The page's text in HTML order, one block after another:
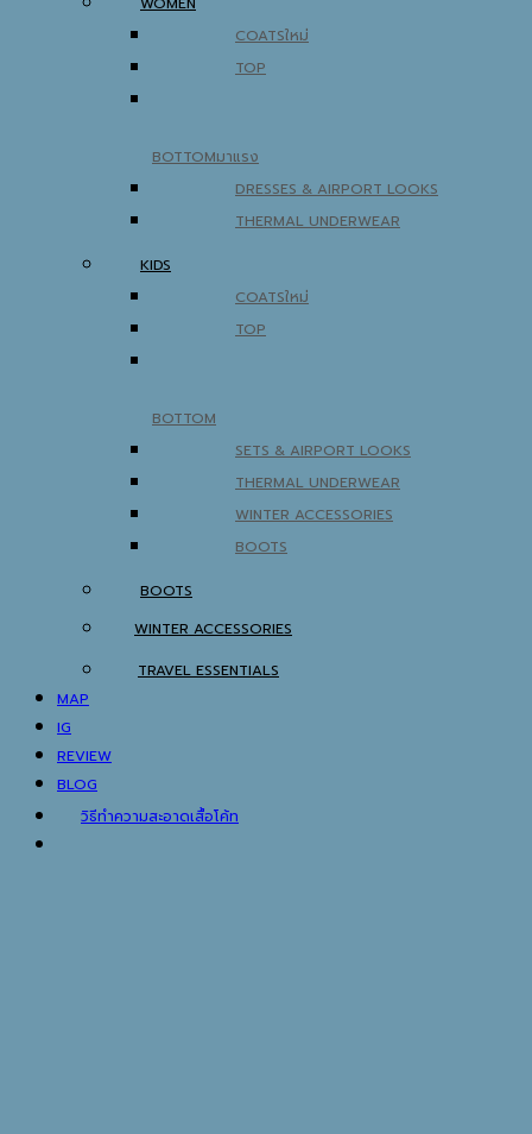
COATS
TOP
BOTTOM
DRESSES & AIRPORT LOOKS
THERMAL UNDERWEAR
KIDS
COATS
TOP
BOTTOM
SETS & AIRPORT LOOKS
THERMAL UNDERWEAR
WINTER ACCESSORIES
BOOTS
BOOTS
WINTER ACCESSORIES
TRAVEL ESSENTIALS
MAP
IG
REVIEW
BLOG
วิธีทำความสะอาดเสื้อโค้ท